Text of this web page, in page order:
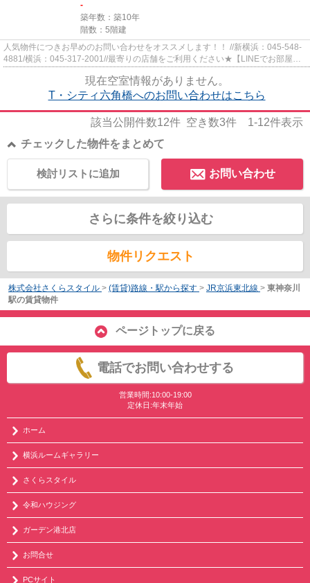
-
築年数：築10年
階数：5階建
人気物件につきお早めのお問い合わせをオススメします！！ //新横浜：045-548-
4881/横浜：045-317-2001//最寄りの店舗をご利用ください★【LINEでお部屋探
現在空室情報がありません。
T・シティ六角橋へのお問い合わせはこちら
該当公開件数12件 空き数3件 1-12件表示
チェックした物件をまとめて
お問い合わせ
検討リストに追加
さらに条件を絞り込む
物件リクエスト
株式会社さくらスタイル > (賃貸)路線・駅から探す > JR京浜東北線 > 東神奈川
駅の賃貸物件
ページトップに戻る
電話でお問い合わせする
営業時間:10:00-19:00
定休日:年末年始
ホーム
横浜ルームギャラリー
さくらスタイル
令和ハウジング
ガーデン港北店
お問合せ
PCサイト